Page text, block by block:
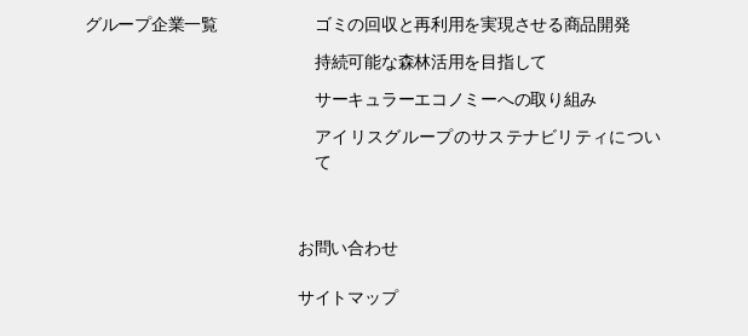
グループ企業一覧
ゴミの回収と再利用を実現させる商品開発
持続可能な森林活用を目指して
サーキュラーエコノミーへの取り組み
アイリスグループのサステナビリティについ
て
お問い合わせ
サイトマップ